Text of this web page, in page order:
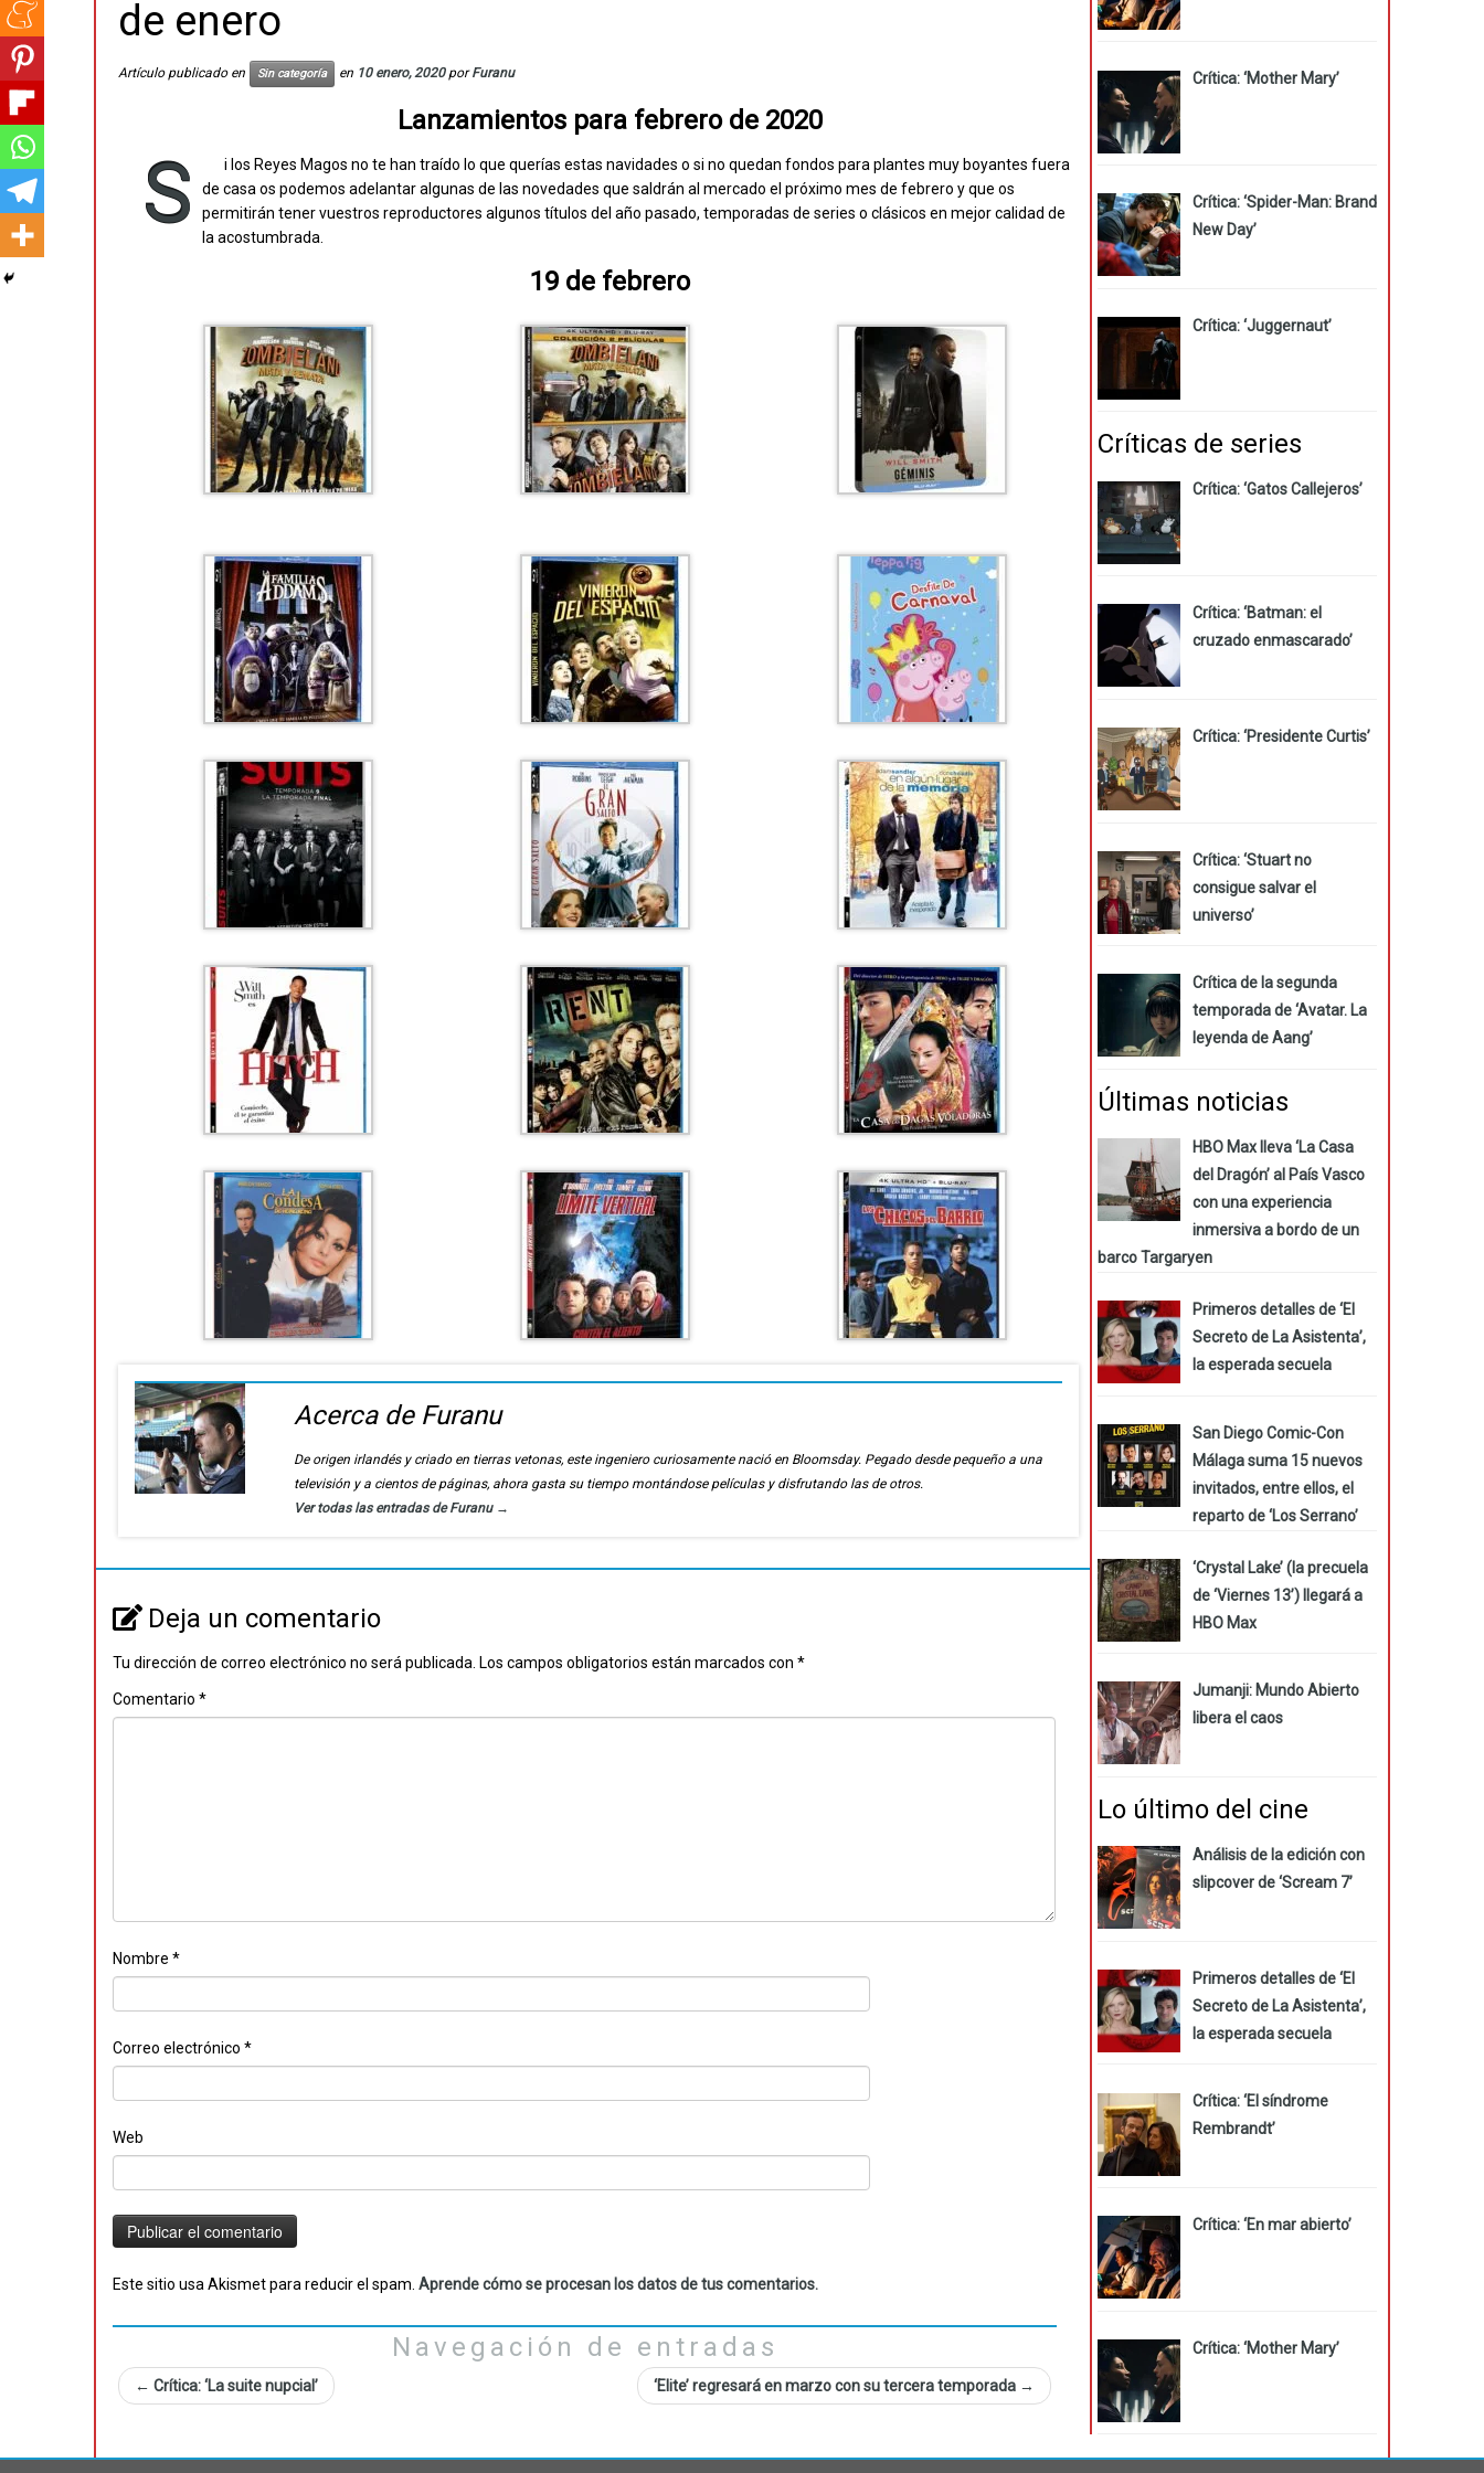
de enero
Artículo publicado en Sin categoría en 10 enero, 2020 porFuranu
Lanzamientos para febrero de 2020
S
i los Reyes Magos no te han traído lo que querías estas navidades o si no quedan fondos para plantes muy boyantes fuera
de casa os podemos adelantar algunas de las novedades que saldrán al mercado el próximo mes de febrero y que os
permitirán tener vuestros reproductores algunos títulos del año pasado, temporadas de series o clásicos en mejor calidad de
la acostumbrada.
19 de febrero
Acerca de Furanu
De origen irlandés y criado en tierras vetonas, este ingeniero curiosamente nació en Bloomsday. Pegado desde pequeño a una
televisión y a cientos de páginas, ahora gasta su tiempo montándose películas y disfrutando las de otros.
Ver todas las entradas de Furanu →
Deja un comentario
Tu dirección de correo electrónico no será publicada. Los campos obligatorios están marcados con *
Comentario *
Nombre *
Correo electrónico *
Web
Este sitio usa Akismet para reducir el spam. Aprende cómo se procesan los datos de tus comentarios.
Navegación de entradas
← Crítica: ‘La suite nupcial’ ‘Elite’ regresará en marzo con su tercera temporada →
Crítica: ‘Mother Mary’
Crítica: ‘Spider-Man: Brand
New Day’
Crítica: ‘Juggernaut’
Críticas de series
Crítica: ‘Gatos Callejeros’
Crítica: ‘Batman: el
cruzado enmascarado’
Crítica: ‘Presidente Curtis’
Crítica: ‘Stuart no
consigue salvar el
universo’
Crítica de la segunda
temporada de ‘Avatar. La
leyenda de Aang’
Últimas noticias
HBO Max lleva ‘La Casa
del Dragón’ al País Vasco
con una experiencia
inmersiva a bordo de un
barco Targaryen
Primeros detalles de ‘El
Secreto de La Asistenta’,
la esperada secuela
San Diego Comic-Con
Málaga suma 15 nuevos
invitados, entre ellos, el
reparto de ‘Los Serrano’
‘Crystal Lake’ (la precuela
de ‘Viernes 13’) llegará a
HBO Max
Jumanji: Mundo Abierto
libera el caos
Lo último del cine
Análisis de la edición con
slipcover de ‘Scream 7’
Primeros detalles de ‘El
Secreto de La Asistenta’,
la esperada secuela
Crítica: ‘El síndrome
Rembrandt’
Crítica: ‘En mar abierto’
Crítica: ‘Mother Mary’